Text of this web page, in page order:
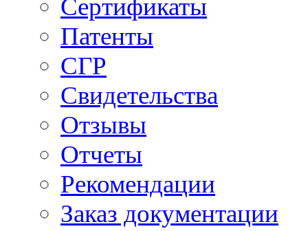
Сертификаты
Патенты
СГР
Свидетельства
Отзывы
Отчеты
Рекомендации
Заказ документации